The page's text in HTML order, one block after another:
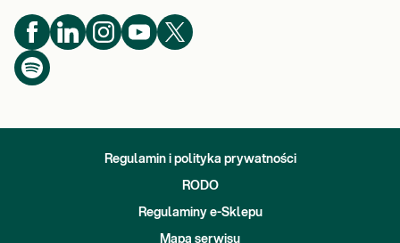
Regulamin i polityka prywatności
RODO
Regulaminy e-Sklepu
Mapa serwisu